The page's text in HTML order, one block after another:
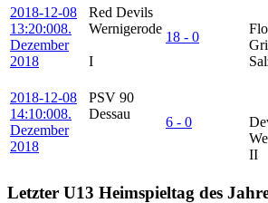
2018-12-08
13:20:008.
Dezember
2018
Red Devils
Wernigerode
I
18 - 0
2018-12-08
14:10:008.
Dezember
2018
PSV 90
Dessau
6 - 0
II
Letzter U13 Heimspieltag des